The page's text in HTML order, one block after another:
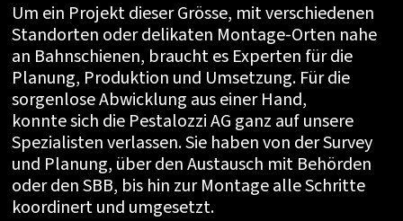
Um ein Projekt dieser Grösse, mit verschiedenen
Standorten oder delikaten Montage-Orten nahe
an Bahnschienen, braucht es Experten für die
Planung, Produktion und Umsetzung. Für die
sorgenlose Abwicklung aus einer Hand,
konnte sich die Pestalozzi AG ganz auf unsere
Spezialisten verlassen. Sie haben von der Survey
und Planung, über den Austausch mit Behörden
oder den SBB, bis hin zur Montage alle Schritte
koordinert und umgesetzt.